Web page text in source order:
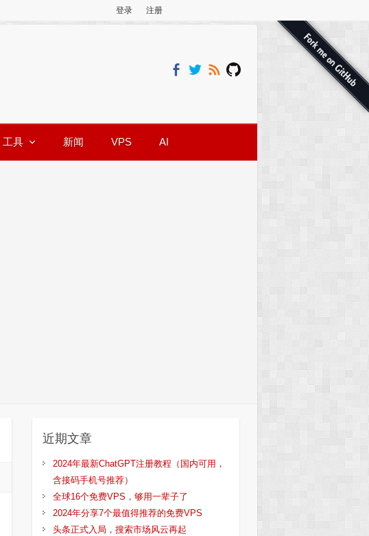
登录 注册
工具 新闻 VPS AI
近期文章
2024年最新ChatGPT注册教程（国内可用，
含接码手机号推荐）
全球16个免费VPS，够用一辈子了
2024年分享7个最值得推荐的免费VPS
头条正式入局，搜索市场风云再起